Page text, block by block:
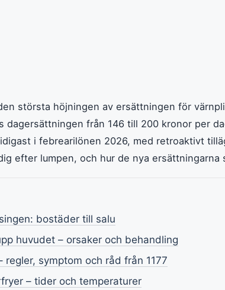
största höjningen av ersättningen för
dagersättningen från 146 till 200 kronor per
i febrearilönen 2026, med retroaktivt
efter lumpen, och hur de nya ersättningarna
bostäder till salu
huvudet – orsaker och behandling
regler, symptom och råd från 1177
– tider och temperaturer